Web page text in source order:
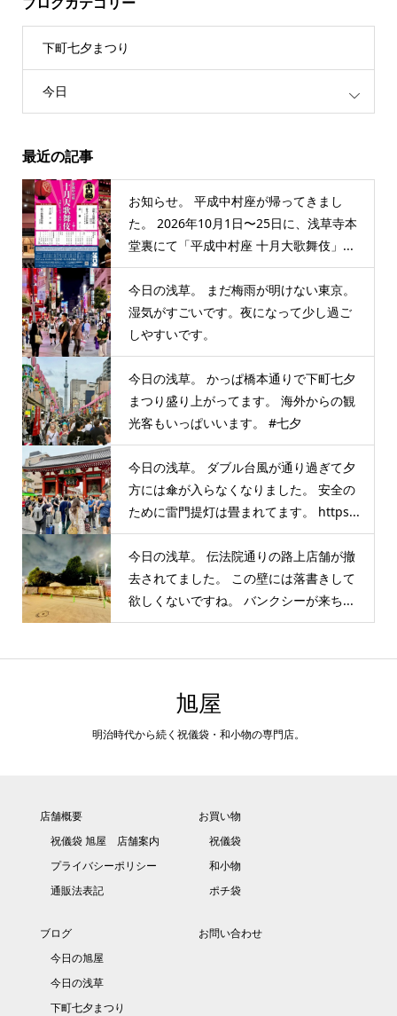
下町七夕まつり
今日
最近の記事
お知らせ。 平成中村座が帰ってきまし
た。 2026年10月1日〜25日に、浅草寺本
堂裏にて「平成中村座 十月大歌舞伎」...
今日の浅草。 まだ梅雨が明けない東京。
湿気がすごいです。夜になって少し過ご
しやすいです。
今日の浅草。 かっぱ橋本通りで下町七夕
まつり盛り上がってます。 海外からの観
光客もいっぱいいます。 #七夕
今日の浅草。 ダブル台風が通り過ぎて夕
方には傘が入らなくなりました。 安全の
ために雷門提灯は畳まれてます。 https...
今日の浅草。 伝法院通りの路上店舗が撤
去されてました。 この壁には落書きして
欲しくないですね。 バンクシーが来ち...
旭屋
明治時代から続く祝儀袋・和小物の専門店。
店舗概要
祝儀袋 旭屋 店舗案内
プライバシーポリシー
通販法表記
お買い物
祝儀袋
和小物
ポチ袋
ブログ
今日の旭屋
今日の浅草
下町七夕まつり
お問い合わせ